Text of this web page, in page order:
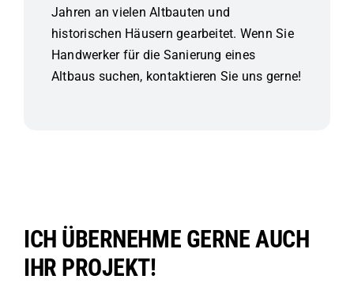
Jahren an vielen Altbauten und
historischen Häusern gearbeitet. Wenn Sie
Handwerker für die Sanierung eines
Altbaus suchen, kontaktieren Sie uns gerne!
ICH ÜBERNEHME GERNE AUCH
IHR PROJEKT!